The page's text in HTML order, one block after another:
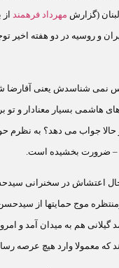
(گزارش مهرداد فرهمند
روسیه در دو هفته اخیر
نمی شناسدش یعنی آقارضا
هاشمی بسیار معنادار و
جواب می دهد؟ به نظرم
– ضرورت بخشیده است.
موج حمایتها از
هم به میدان آمد و
که معمولا وارد هیچ عرصه